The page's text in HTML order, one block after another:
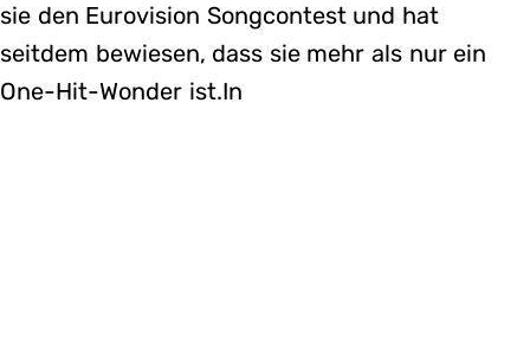
sie den Eurovision Songcontest und hat
seitdem bewiesen, dass sie mehr als nur ein
One-Hit-Wonder ist.In